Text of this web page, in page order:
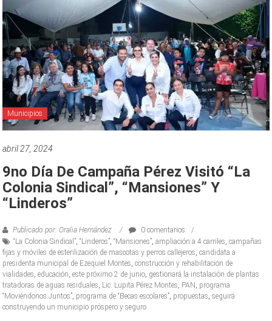
Municipios
abril 27, 2024
9no Día De Campaña Pérez Visitó “La
Colonia Sindical”, “Mansiones” Y
“Linderos”
Publicado por: Oralia Hernández
0 comentarios
“La Colonia Sindical” ,“Linderos” ,“Mansiones” ,ampliación a 4 carriles ,campañas
fijas y móviles de esterilización de mascotas y perros callejeros ,candidata a
presidenta municipal de Ezequiel Montes ,construcción y rehabilitación de
vialidades ,educación ,este próximo 2 de junio gestionará la instalación de plantas
tratadoras de aguas residuales Lic. Lupita Pérez Montes PAN programa
“Moviéndonos Juntos” programa de “Becas escolares” propuestas ,seguirá
construyendo un municipio próspero y seguro